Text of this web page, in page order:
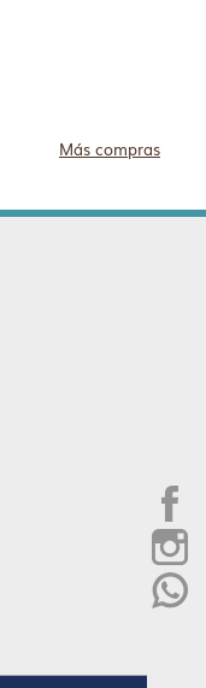
Más compras